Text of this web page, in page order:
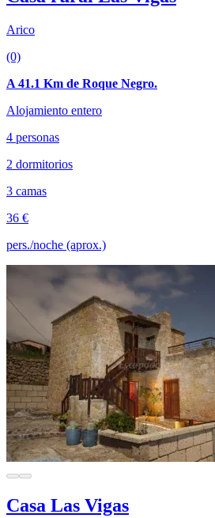
Arico
(0)
A 41.1 Km de Roque Negro.
Alojamiento entero
4 personas
2 dormitorios
3 camas
36 €
pers./noche (aprox.)
Casa Las Vigas